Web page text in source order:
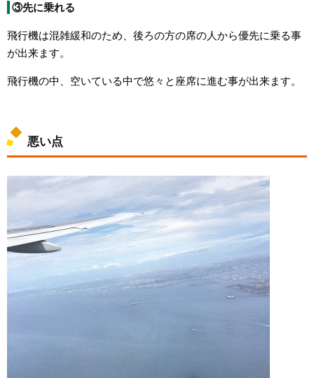
③先に乗れる
飛行機は混雑緩和のため、後ろの方の席の人から優先に乗る事
が出来ます。
飛行機の中、空いている中で悠々と座席に進む事が出来ます。
悪い点